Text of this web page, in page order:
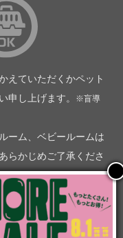
えていただくかペット
申し上げます。
※盲導
ーム、ベビールームは
らかじめご了承くださ